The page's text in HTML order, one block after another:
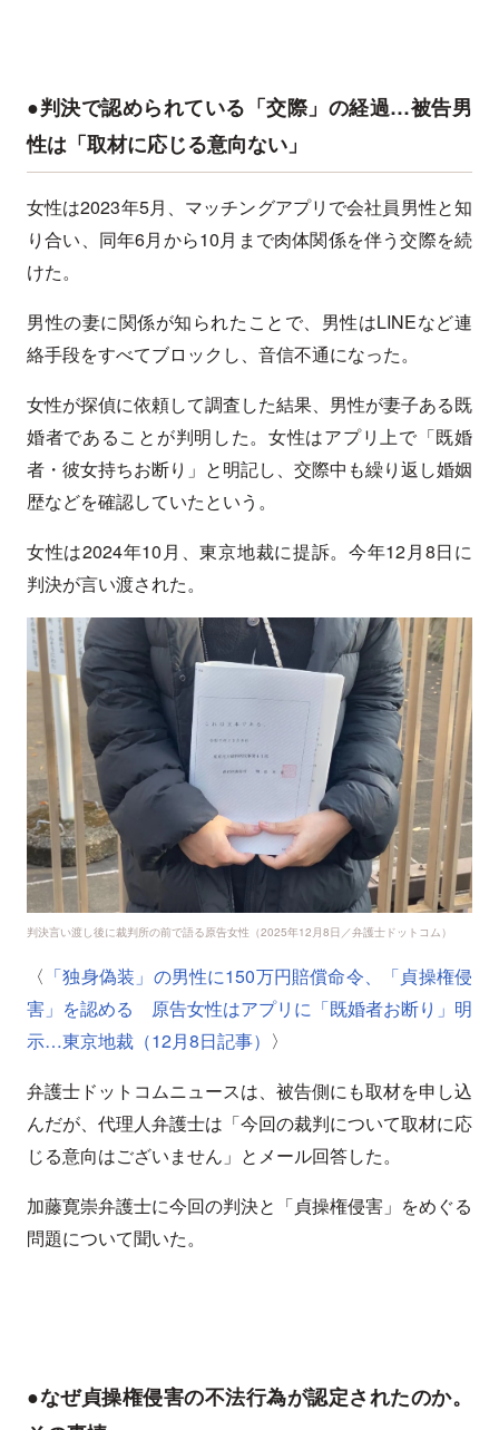
●判決で認められている「交際」の経過…被告男
性は「取材に応じる意向ない」
女性は2023年5月、マッチングアプリで会社員男性と知
り合い、同年6月から10月まで肉体関係を伴う交際を続
けた。
男性の妻に関係が知られたことで、男性はLINEなど連
絡手段をすべてブロックし、音信不通になった。
女性が探偵に依頼して調査した結果、男性が妻子ある既
婚者であることが判明した。女性はアプリ上で「既婚
者・彼女持ちお断り」と明記し、交際中も繰り返し婚姻
歴などを確認していたという。
女性は2024年10月、東京地裁に提訴。今年12月8日に
判決が言い渡された。
判決言い渡し後に裁判所の前で語る原告女性（2025年12月8日／弁護士ドットコム）
〈 「独身偽装」の男性に150万円賠償命令、「貞操権侵
害」を認める 原告女性はアプリに「既婚者お断り」明
示…東京地裁（12月8日記事） 〉
弁護士ドットコムニュースは、被告側にも取材を申し込
んだが、代理人弁護士は「今回の裁判について取材に応
じる意向はございません」とメール回答した。
加藤寛崇弁護士に今回の判決と「貞操権侵害」をめぐる
問題について聞いた。
●なぜ貞操権侵害の不法行為が認定されたのか。